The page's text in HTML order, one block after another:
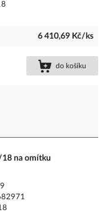
6 410,69 Kč/ks
do košíku
na omítku